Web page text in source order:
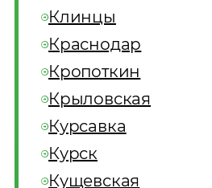
Клинцы
Краснодар
Кропоткин
Крыловская
Курсавка
Курск
Кущевская